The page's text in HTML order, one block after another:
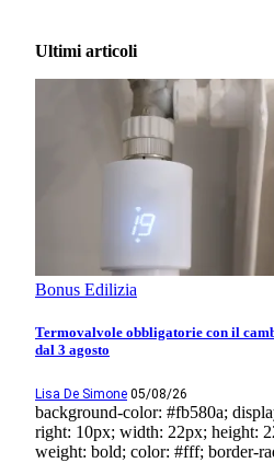
Ultimi articoli
Bonus Edilizia
Termovalvole obbligatorie con il
dal 3 agosto
Lisa De Simone 05/08/26
background-color: #fb580a;
right: 10px; width: 22px; height:
weight: bold; color: #fff; border-